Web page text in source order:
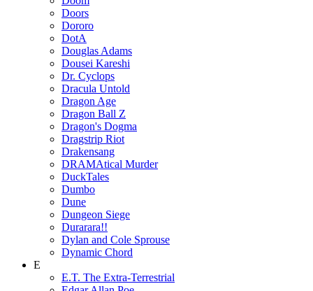
Doors
Dororo
DotA
Douglas Adams
Dousei Kareshi
Dr. Cyclops
Dracula Untold
Dragon Age
Dragon Ball Z
Dragon's Dogma
Dragstrip Riot
Drakensang
DRAMAtical Murder
DuckTales
Dumbo
Dune
Dungeon Siege
Durarara!!
Dylan and Cole Sprouse
Dynamic Chord
E
E.T. The Extra-Terrestrial